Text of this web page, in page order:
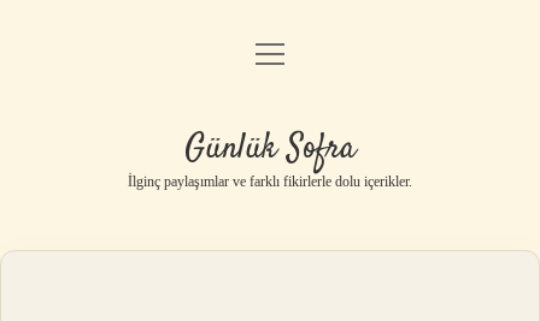
Anasayfa
Yasal Uyarı
menüyü
Günlük Sofra
İlginç paylaşımlar ve farklı fikirlerle dolu içerikler.